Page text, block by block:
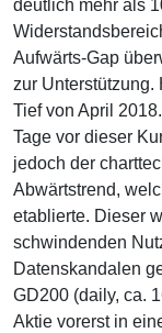
deutlich mehr als
Aufwärts-Gap
zur Unterstützung.
Tief von April
Tage vor dieser
jedoch der
Abwärtstrend,
etablierte. Dieser
schwindenden
Datenskandalen
GD200 (daily, ca.
Aktie vorerst in